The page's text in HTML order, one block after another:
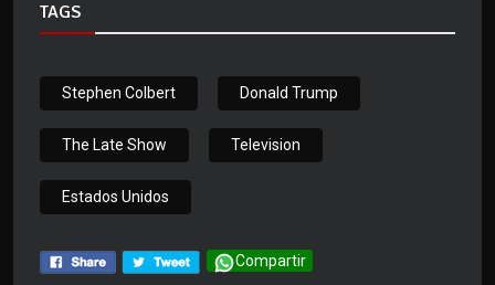
TAGS
Stephen Colbert Donald Trump
The Late Show Television
Estados Unidos
Compartir